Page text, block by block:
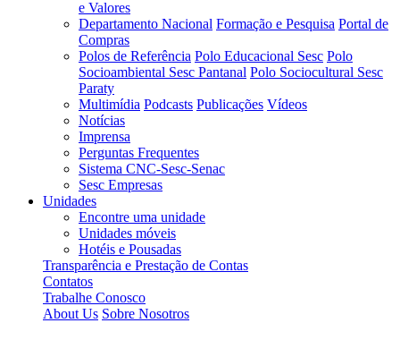
e Valores
Departamento Nacional Formação e Pesquisa Portal de
Compras
Polos de Referência Polo Educacional Sesc Polo
Socioambiental Sesc Pantanal Polo Sociocultural Sesc
Paraty
Multimídia Podcasts Publicações Vídeos
Notícias
Imprensa
Perguntas Frequentes
Sistema CNC-Sesc-Senac
Sesc Empresas
Unidades
Encontre uma unidade
Unidades móveis
Hotéis e Pousadas
Transparência e Prestação de Contas
Contatos
Trabalhe Conosco
About Us Sobre Nosotros